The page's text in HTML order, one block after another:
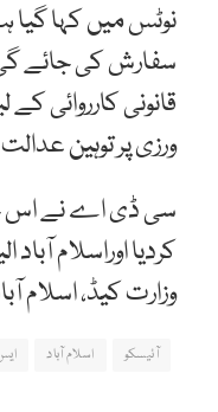
نوٹس میں کہا گیا
سفارش کی جائے
قانونی کارروائی
ورزی پر توہین
سی ڈی اے نے اس
کردیا اوراسلام
وزارت کیڈ، اسلام
آئیسکو اسلام آباد